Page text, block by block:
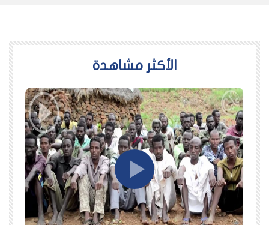
اﻷكثر مشاهدة